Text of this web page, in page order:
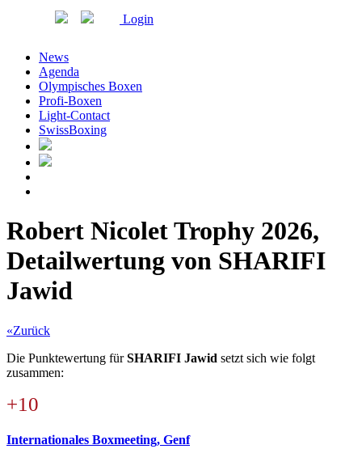
Login
News
Agenda
Olympisches Boxen
Profi-Boxen
Light-Contact
SwissBoxing
Robert Nicolet Trophy 2026,
Detailwertung von SHARIFI
Jawid
«Zurück
Die Punktewertung fürSHARIFI Jawid setzt sich wie folgt
zusammen:
+10
Internationales Boxmeeting, Genf